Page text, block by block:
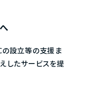
設立等の支援ま
したサービスを提